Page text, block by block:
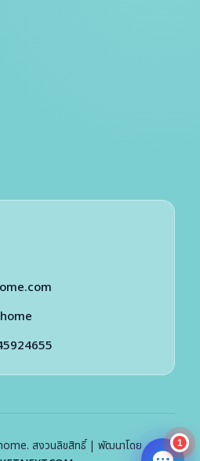
1
สงวนลิขสิทธิ์ | พัฒนาโดย